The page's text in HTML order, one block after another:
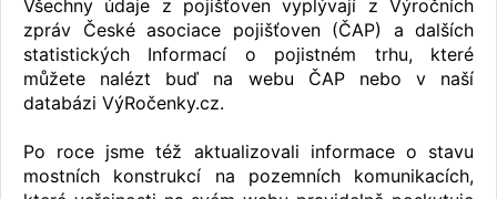
Všechny údaje z pojišťoven vyplývají z Výročních
zpráv České asociace pojišťoven (ČAP) a dalších
statistických Informací o pojistném trhu, které
můžete nalézt buď na webu ČAP nebo v naší
databázi VýRočenky.cz.
Po roce jsme též aktualizovali informace o stavu
mostních konstrukcí na pozemních komunikacích,